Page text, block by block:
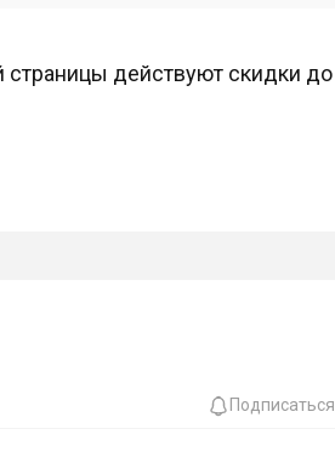
действуют скидки до
Подписаться